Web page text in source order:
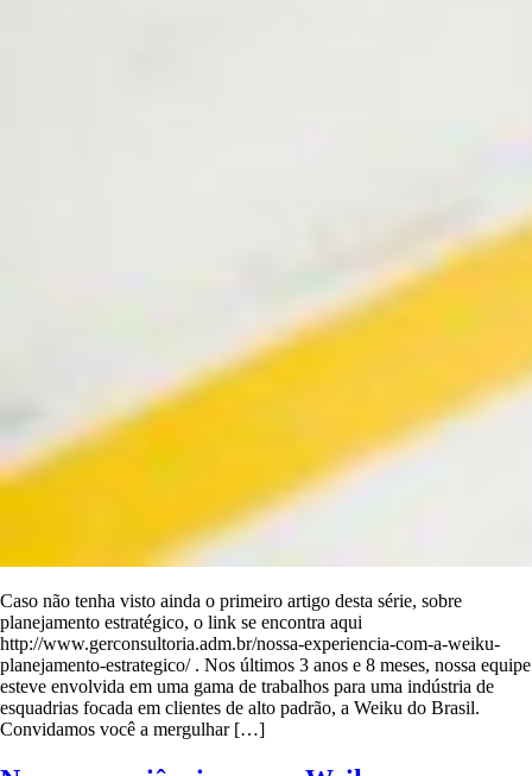
Caso não tenha visto ainda o primeiro artigo desta série, sobre
planejamento estratégico, o link se encontra aqui
http://www.gerconsultoria.adm.br/nossa-experiencia-com-a-weiku-
planejamento-estrategico/ . Nos últimos 3 anos e 8 meses, nossa equipe
esteve envolvida em uma gama de trabalhos para uma indústria de
esquadrias focada em clientes de alto padrão, a Weiku do Brasil.
Convidamos você a mergulhar […]